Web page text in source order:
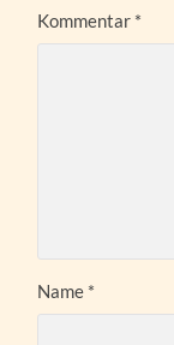
Kommentar *
Name *